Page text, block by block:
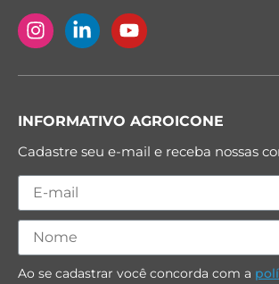
INFORMATIVO AGROICONE
Cadastre seu e-mail e receba nossas
Ao se cadastrar você concorda com a